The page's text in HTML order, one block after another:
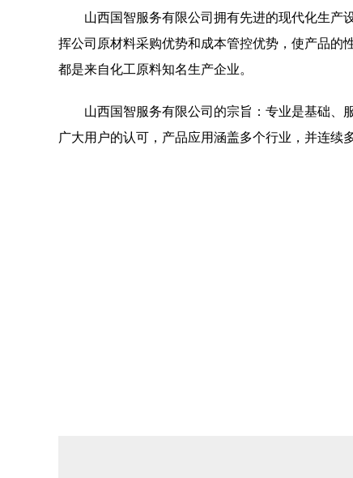
山西国智服务有限公司拥有先进的现代化生产
挥公司原材料采购优势和成本管控优势，使产品的
都是来自化工原料知名生产企业。
山西国智服务有限公司的宗旨：专业是基础、
广大用户的认可，产品应用涵盖多个行业，并连续